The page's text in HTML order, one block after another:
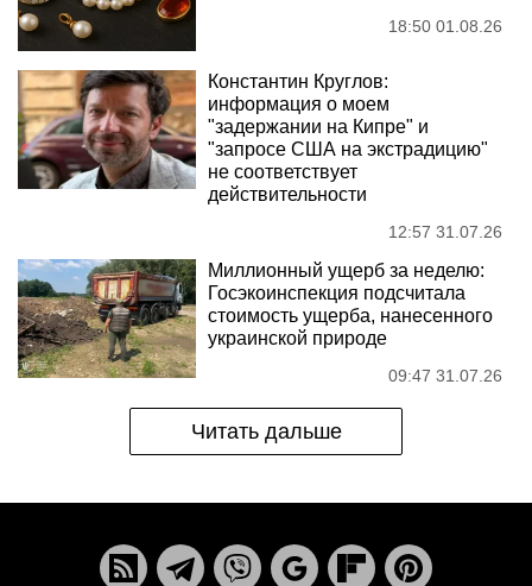
18:50 01.08.26
Константин Круглов:
информация о моем
"задержании на Кипре" и
"запросе США на экстрадицию"
не соответствует
действительности
12:57 31.07.26
Миллионный ущерб за неделю:
Госэкоинспекция подсчитала
стоимость ущерба, нанесенного
украинской природе
09:47 31.07.26
Читать дальше